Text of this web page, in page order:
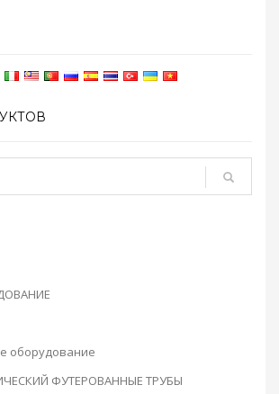
оборудование
ФУТЕРОВАННЫЕ ТРУБЫ